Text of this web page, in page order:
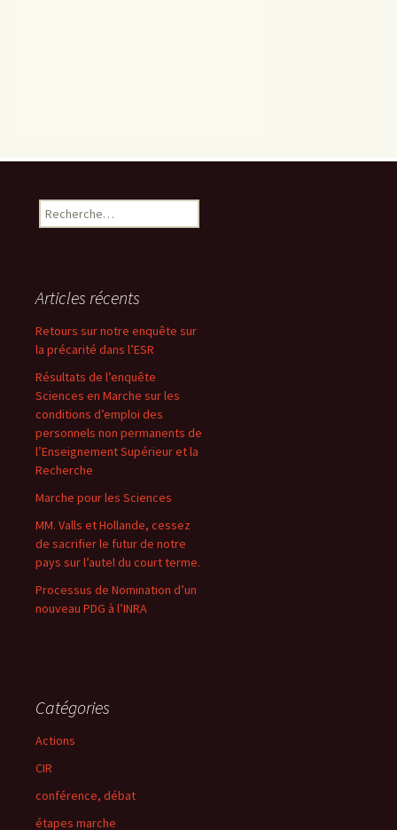
Rechercher :
Articles récents
Retours sur notre enquête sur
la précarité dans l’ESR
Résultats de l’enquête
Sciences en Marche sur les
conditions d’emploi des
personnels non permanents de
l’Enseignement Supérieur et la
Recherche
Marche pour les Sciences
MM. Valls et Hollande, cessez
de sacrifier le futur de notre
pays sur l’autel du court terme.
Processus de Nomination d’un
nouveau PDG à l’INRA
Catégories
Actions
CIR
conférence, débat
étapes marche